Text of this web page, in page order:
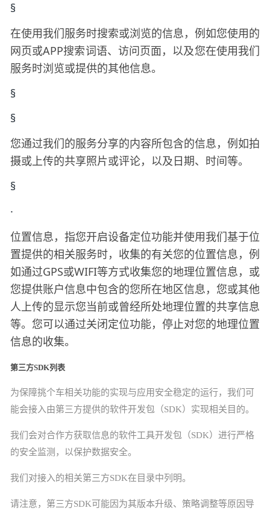
§
在使用我们服务时搜索或浏览的信息，例如您使用的
网页或APP搜索词语、访问页面，以及您在使用我们
服务时浏览或提供的其他信息。
§
§
您通过我们的服务分享的内容所包含的信息，例如拍
摄或上传的共享照片或评论，以及日期、时间等。
§
·
位置信息，指您开启设备定位功能并使用我们基于位
置提供的相关服务时，收集的有关您的位置信息，例
如通过GPS或WIFI等方式收集您的地理位置信息，或
您提供账户信息中包含的您所在地区信息，您或其他
人上传的显示您当前或曾经所处地理位置的共享信息
等。您可以通过关闭定位功能，停止对您的地理位置
信息的收集。
第三方SDK列表
为保障挑个车相关功能的实现与应用安全稳定的运行，我们可
能会接入由第三方提供的软件开发包（SDK）实现相关目的。
我们会对合作方获取信息的软件工具开发包（SDK）进行严格
的安全监测，以保护数据安全。
我们对接入的相关第三方SDK在目录中列明。
请注意，第三方SDK可能因为其版本升级、策略调整等原因导